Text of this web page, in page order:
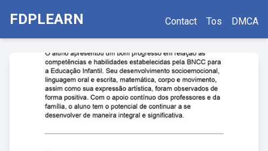
FDPLEARN Contact Tos DMCA